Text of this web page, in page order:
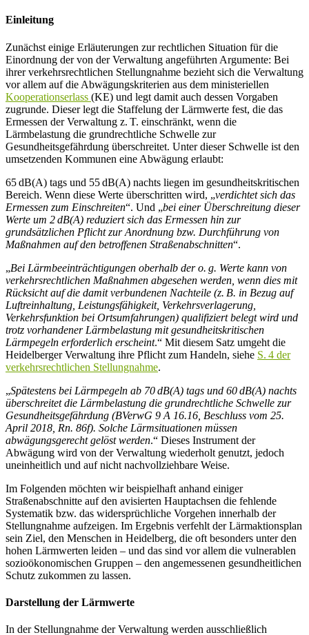
Einleitung
Zunächst einige Erläuterungen zur rechtlichen Situation für die
Einordnung der von der Verwaltung angeführten Argumente: Bei
ihrer verkehrsrechtlichen Stellungnahme bezieht sich die Verwaltung
vor allem auf die Abwägungskriterien aus dem ministeriellen
Kooperationserlass (KE) und legt damit auch dessen Vorgaben
zugrunde. Dieser legt die Staffelung der Lärmwerte fest, die das
Ermessen der Verwaltung z. T. einschränkt, wenn die
Lärmbelastung die grundrechtliche Schwelle zur
Gesundheitsgefährdung überschreitet. Unter dieser Schwelle ist den
umsetzenden Kommunen eine Abwägung erlaubt:
65 dB(A) tags und 55 dB(A) nachts liegen im gesundheitskritischen
Bereich. Wenn diese Werte überschritten wird, „verdichtet sich das
Ermessen zum Einschreiten“. Und „bei einer Überschreitung dieser
Werte um 2 dB(A) reduziert sich das Ermessen hin zur
grundsätzlichen Pflicht zur Anordnung bzw. Durchführung von
Maßnahmen auf den betroffenen Straßenabschnitten“.
„Bei Lärmbeeinträchtigungen oberhalb der o. g. Werte kann von
verkehrsrechtlichen Maßnahmen abgesehen werden, wenn dies mit
Rücksicht auf die damit verbundenen Nachteile (z. B. in Bezug auf
Luftreinhaltung, Leistungsfähigkeit, Verkehrsverlagerung,
Verkehrsfunktion bei Ortsumfahrungen) qualifiziert belegt wird und
trotz vorhandener Lärmbelastung mit gesundheitskritischen
Lärmpegeln erforderlich erscheint.“ Mit diesem Satz umgeht die
Heidelberger Verwaltung ihre Pflicht zum Handeln, siehe S. 4 der
verkehrsrechtlichen Stellungnahme.
„Spätestens bei Lärmpegeln ab 70 dB(A) tags und 60 dB(A) nachts
überschreitet die Lärmbelastung die grundrechtliche Schwelle zur
Gesundheitsgefährdung (BVerwG 9 A 16.16, Beschluss vom 25.
April 2018, Rn. 86f). Solche Lärmsituationen müssen
abwägungsgerecht gelöst werden.“ Dieses Instrument der
Abwägung wird von der Verwaltung wiederholt genutzt, jedoch
uneinheitlich und auf nicht nachvollziehbare Weise.
Im Folgenden möchten wir beispielhaft anhand einiger
Straßenabschnitte auf den avisierten Hauptachsen die fehlende
Systematik bzw. das widersprüchliche Vorgehen innerhalb der
Stellungnahme aufzeigen. Im Ergebnis verfehlt der Lärmaktionsplan
sein Ziel, den Menschen in Heidelberg, die oft besonders unter den
hohen Lärmwerten leiden – und das sind vor allem die vulnerablen
sozioökonomischen Gruppen – den angemessenen gesundheitlichen
Schutz zukommen zu lassen.
Darstellung der Lärmwerte
In der Stellungnahme der Verwaltung werden ausschließlich